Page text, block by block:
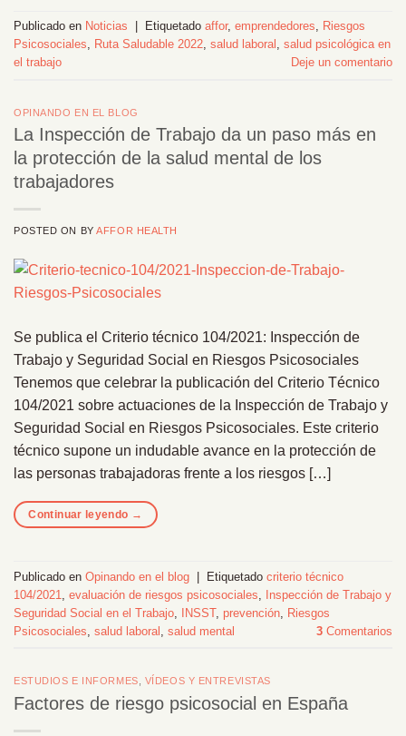
Publicado en Noticias Etiquetado affor, emprendedores
Riesgos
Psicosociales
Ruta Saludable 2022 salud laboral
salud psicológica en
el trabajo
Deje un comentario
OPINANDO EN EL BLOG
La Inspección de Trabajo da un paso más en
la protección de la salud mental de los
trabajadores
POSTED ON BYAFFOR HEALTH
Se publica el Criterio técnico 104/2021: Inspección de
Trabajo y Seguridad Social en Riesgos Psicosociales
Tenemos que celebrar la publicación del Criterio Técnico
104/2021 sobre actuaciones de la Inspección de Trabajo y
Seguridad Social en Riesgos Psicosociales. Este criterio
técnico supone un indudable avance en la protección de
las personas trabajadoras frente a los riesgos […]
Continuar leyendo →
Publicado en Opinando en el blog | Etiquetado criterio técnico
104/2021
evaluación de riesgos psicosociales
Inspección de Trabajo y
Seguridad Social en el Trabajo INSST, prevención Riesgos
Psicosociales salud laboral salud mental 3 Comentarios
ESTUDIOS E INFORMES VÍDEOS Y ENTREVISTAS
Factores de riesgo psicosocial en España